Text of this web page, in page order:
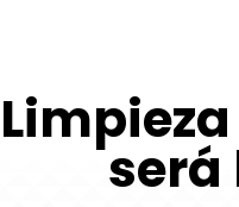
será